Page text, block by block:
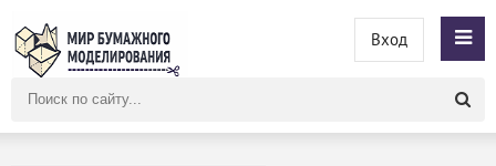
сайту
Вход